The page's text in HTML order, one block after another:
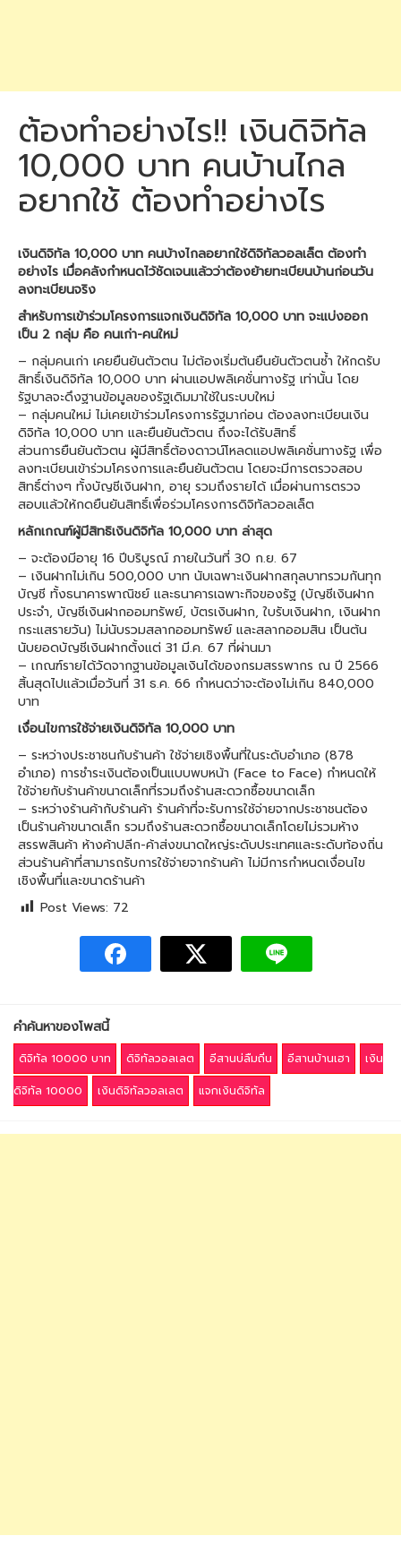
ต้องทำอย่างไร!! เงินดิจิทัล
10,000 บาท คนบ้านไกล
อยากใช้ ต้องทำอย่างไร
เงินดิจิทัล 10,000 บาท คนบ้างไกลอยากใช้ดิจิทัลวอลเล็ต ต้องทำ
อย่างไร เมื่อคลังกำหนดไว้ชัดเจนแล้วว่าต้องย้ายทะเบียนบ้านก่อนวัน
ลงทะเบียนจริง
สำหรับการเข้าร่วมโครงการแจกเงินดิจิทัล 10,000 บาท จะแบ่งออก
เป็น 2 กลุ่ม คือ คนเก่า-คนใหม่
– กลุ่มคนเก่า เคยยืนยันตัวตน ไม่ต้องเริ่มต้นยืนยันตัวตนซ้ำ ให้กดรับ
สิทธิ์เงินดิจิทัล 10,000 บาท ผ่านแอปพลิเคชั่นทางรัฐ เท่านั้น โดย
รัฐบาลจะดึงฐานข้อมูลของรัฐเดิมมาใช้ในระบบใหม่
– กลุ่มคนใหม่ ไม่เคยเข้าร่วมโครงการรัฐมาก่อน ต้องลงทะเบียนเงิน
ดิจิทัล 10,000 บาท และยืนยันตัวตน ถึงจะได้รับสิทธิ์
ส่วนการยืนยันตัวตน ผู้มีสิทธิ์ต้องดาวน์โหลดแอปพลิเคชั่นทางรัฐ เพื่อ
ลงทะเบียนเข้าร่วมโครงการและยืนยันตัวตน โดยจะมีการตรวจสอบ
สิทธิ์ต่างๆ ทั้งบัญชีเงินฝาก, อายุ รวมถึงรายได้ เมื่อผ่านการตรวจ
สอบแล้วให้กดยืนยันสิทธิ์เพื่อร่วมโครงการดิจิทัลวอลเล็ต
หลักเกณฑ์ผู้มีสิทธิเงินดิจิทัล 10,000 บาท ล่าสุด
– จะต้องมีอายุ 16 ปีบริบูรณ์ ภายในวันที่ 30 ก.ย. 67
– เงินฝากไม่เกิน 500,000 บาท นับเฉพาะเงินฝากสกุลบาทรวมกันทุก
บัญชี ทั้งธนาคารพาณิชย์ และธนาคารเฉพาะกิจของรัฐ (บัญชีเงินฝาก
ประจำ, บัญชีเงินฝากออมทรัพย์, บัตรเงินฝาก, ใบรับเงินฝาก, เงินฝาก
กระแสรายวัน) ไม่นับรวมสลากออมทรัพย์ และสลากออมสิน เป็นต้น
นับยอดบัญชีเงินฝากตั้งแต่ 31 มี.ค. 67 ที่ผ่านมา
– เกณฑ์รายได้วัดจากฐานข้อมูลเงินได้ของกรมสรรพากร ณ ปี 2566
สิ้นสุดไปแล้วเมื่อวันที่ 31 ธ.ค. 66 กำหนดว่าจะต้องไม่เกิน 840,000
บาท
เงื่อนไขการใช้จ่ายเงินดิจิทัล 10,000 บาท
– ระหว่างประชาชนกับร้านค้า ใช้จ่ายเชิงพื้นที่ในระดับอำเภอ (878
อำเภอ) การชำระเงินต้องเป็นแบบพบหน้า (Face to Face) กำหนดให้
ใช้จ่ายกับร้านค้าขนาดเล็กที่รวมถึงร้านสะดวกซื้อขนาดเล็ก
– ระหว่างร้านค้ากับร้านค้า ร้านค้าที่จะรับการใช้จ่ายจากประชาชนต้อง
เป็นร้านค้าขนาดเล็ก รวมถึงร้านสะดวกซื้อขนาดเล็กโดยไม่รวมห้าง
สรรพสินค้า ห้างค้าปลีก-ค้าส่งขนาดใหญ่ระดับประเทศและระดับท้องถิ่น
ส่วนร้านค้าที่สามารถรับการใช้จ่ายจากร้านค้า ไม่มีการกำหนดเงื่อนไข
เชิงพื้นที่และขนาดร้านค้า
Post Views: 72
คำค้นหาของโพสนี้
ดิจิทัล 10000 บาท ดิจิทัลวอลเลต อีสานบ่ลืมถิ่น อีสานบ้านเฮา
เงิน
ดิจิทัล 10000
เงินดิจิทัลวอลเลต แจกเงินดิจิทัล